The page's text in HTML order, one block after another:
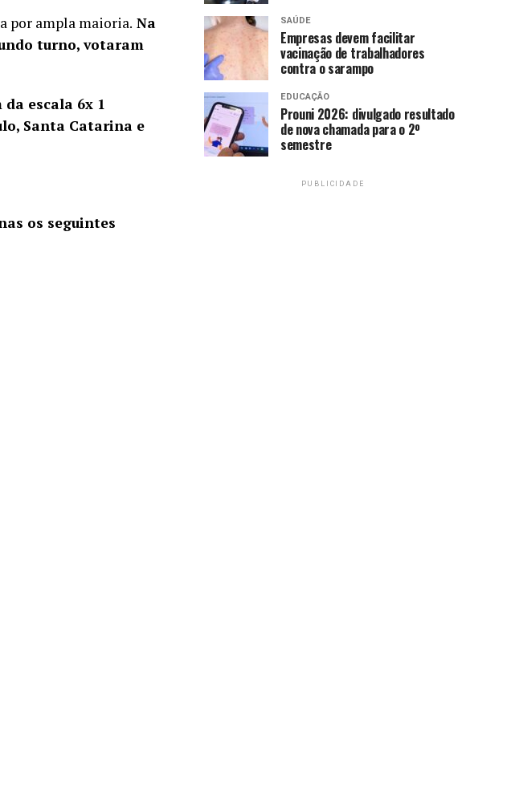
por ampla maioria. Na
turno, votaram
escala 6x 1
Santa Catarina e
os seguintes
SAÚDE
Empresas devem facilitar
vacinação de trabalhadores
contra o sarampo
EDUCAÇÃO
Prouni 2026: divulgado resultado
de nova chamada para o 2º
semestre
PUBLICIDADE